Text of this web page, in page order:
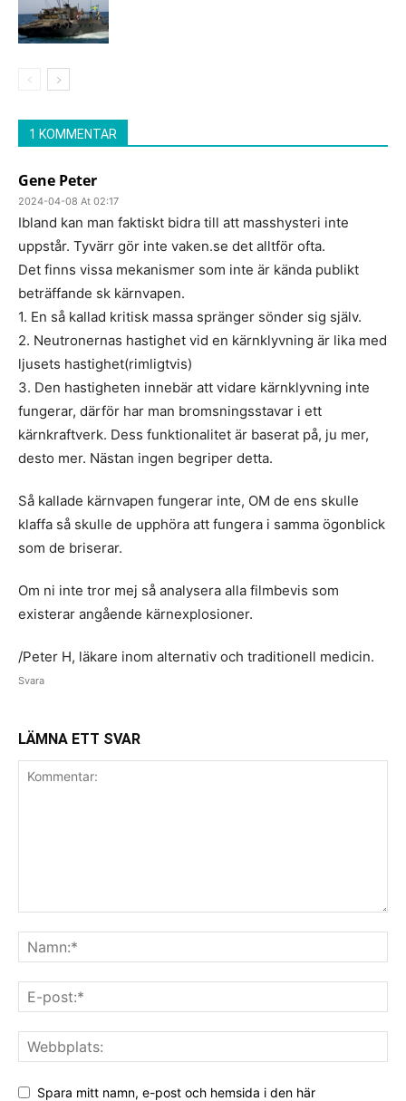
1 KOMMENTAR
Gene Peter
2024-04-08 At 02:17
Ibland kan man faktiskt bidra till att masshysteri inte
uppstår. Tyvärr gör inte vaken.se det alltför ofta.
Det finns vissa mekanismer som inte är kända publikt
beträffande sk kärnvapen.
1. En så kallad kritisk massa spränger sönder sig själv.
2. Neutronernas hastighet vid en kärnklyvning är lika med
ljusets hastighet(rimligtvis)
3. Den hastigheten innebär att vidare kärnklyvning inte
fungerar, därför har man bromsningsstavar i ett
kärnkraftverk. Dess funktionalitet är baserat på, ju mer,
desto mer. Nästan ingen begriper detta.
Så kallade kärnvapen fungerar inte, OM de ens skulle
klaffa så skulle de upphöra att fungera i samma ögonblick
som de briserar.
Om ni inte tror mej så analysera alla filmbevis som
existerar angående kärnexplosioner.
/Peter H, läkare inom alternativ och traditionell medicin.
Svara
LÄMNA ETT SVAR
Spara mitt namn, e-post och hemsida i den här